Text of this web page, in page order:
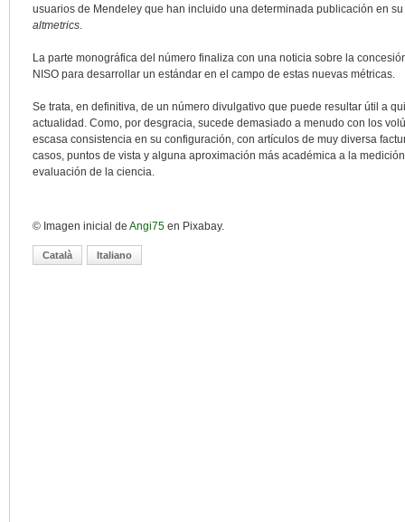
usuarios de Mendeley que han incluido una determinada publicación en
altmetrics.
La parte monográfica del número finaliza con una noticia sobre la
NISO para desarrollar un estándar en el campo de estas nuevas métricas.
Se trata, en definitiva, de un número divulgativo que puede resultar útil a
actualidad. Como, por desgracia, sucede demasiado a menudo con los
escasa consistencia en su configuración, con artículos de muy diversa
casos, puntos de vista y alguna aproximación más académica a la
evaluación de la ciencia.
© Imagen inicial de Angi75 en Pixabay.
Català Italiano